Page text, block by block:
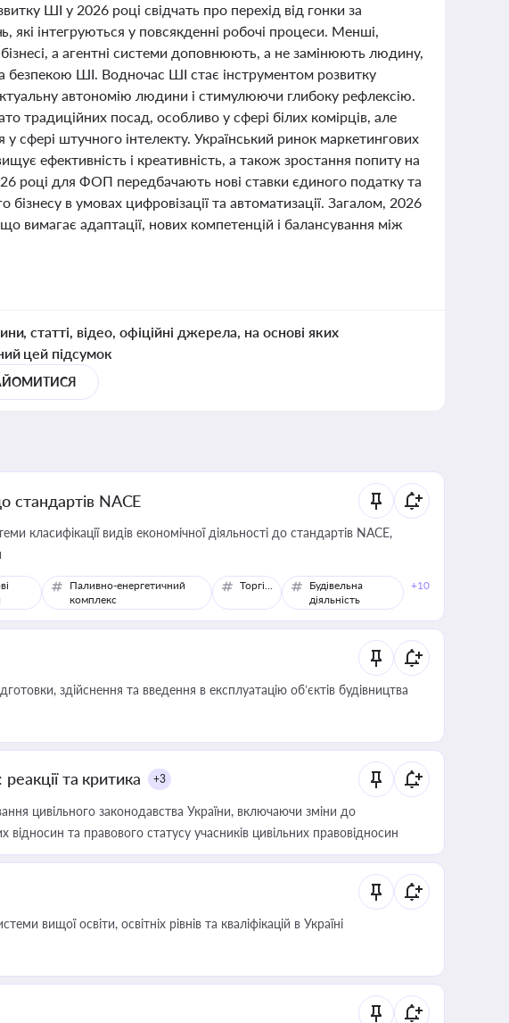
ШІ у 2026 році свідчать про перехід від гонки за
інтегруються у повсякденні робочі процеси. Менші,
а агентні системи доповнюють, а не замінюють людину,
безпекою ШІ. Водночас ШІ стає інструментом розвитку
автономію людини і стимулюючи глибоку рефлексію.
традиційних посад, особливо у сфері білих комірців, але
сфері штучного інтелекту. Український ринок маркетингових
ефективність і креативність, а також зростання попиту на
році для ФОП передбачають нові ставки єдиного податку та
в умовах цифровізації та автоматизації. Загалом, 2026
вимагає адаптації, нових компетенцій і балансування між
статті, відео, офіційні джерела, на основі яких
цей підсумок
стандартів NACE
класифікації видів економічної діяльності до стандартів NACE,
Паливно-енергетичний
комплекс
Торгівля
Будівельна
діяльність
+10
здійснення та введення в експлуатацію об’єктів будівництва
та критика +3
цивільного законодавства України, включаючи зміни до
та правового статусу учасників цивільних правовідносин
вищої освіти, освітніх рівнів та кваліфікацій в Україні